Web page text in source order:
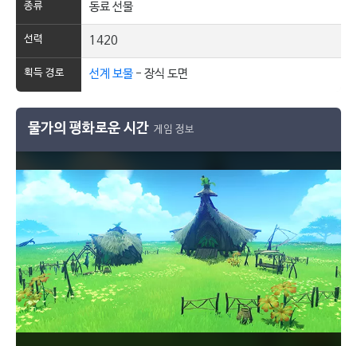
종류 동료 선물
선력 1420
획득 경로 선계 보물- 장식 도면
물가의 평화로운 시간 게임 정보